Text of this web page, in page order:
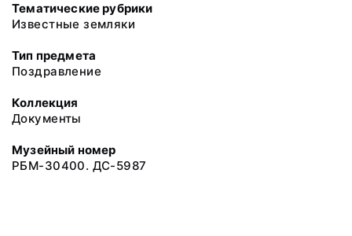
Тематические рубрики
Известные земляки
Тип предмета
Поздравление
Коллекция
Документы
Музейный номер
РБМ-30400. ДС-5987